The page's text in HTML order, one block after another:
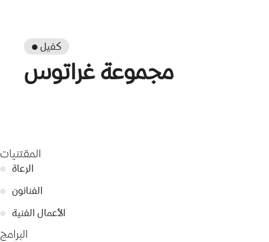
● كفيل
مجموعة غراتوس
المقتنيات
● الرعاة
● الفنانون
● الأعمال الفنية
البرامج